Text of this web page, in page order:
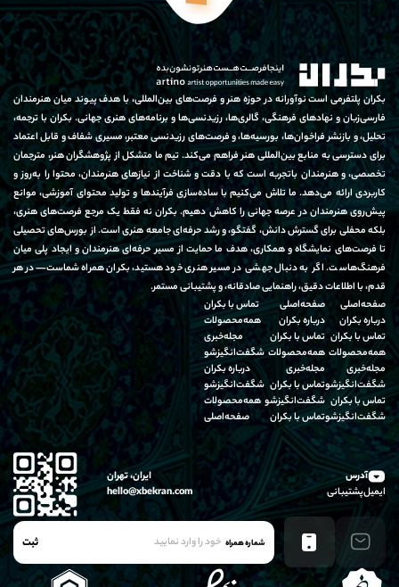
بکران پلتفرمی است نوآورانه در حوزه هنر و فرصت‌های بین‌المللی، با هدف پیوند میان هنرمندان
فارسی‌زبان و نهادهای فرهنگی، گالری‌ها، رزیدنسی‌ها و برنامه‌های هنری جهانی. بکران با ترجمه،
تحلیل، و بازنشر فراخوان‌ها، بورسیه‌ها، و فرصت‌های رزیدنسی معتبر، مسیری شفاف و قابل اعتماد
برای دسترسی به منابع بین‌المللی هنر فراهم می‌کند. تیم ما متشکل از پژوهشگران هنر، مترجمان
تخصصی، و هنرمندان باتجربه است که با دقت و شناخت از نیازهای هنرمندان، محتوا را به‌روز و
کاربردی ارائه می‌دهد. ما تلاش می‌کنیم با ساده‌سازی فرآیندها و تولید محتوای آموزشی، موانع
پیش‌روی هنرمندان در عرصه جهانی را کاهش دهیم. بکران نه فقط یک مرجع فرصت‌های هنری،
بلکه محفلی برای گسترش دانش، گفتگو، و رشد حرفه‌ای جامعه هنری است. از بورس‌های تحصیلی
تا فرصت‌های نمایشگاه و همکاری، هدف ما حمایت از مسیر حرفه‌ای هنرمندان و ایجاد پلی میان
فرهنگ‌هاست. اگر به دنبال جهشی در مسیر هنری خود هستید، بکران همراه شماست—در هر
قدم، با اطلاعات دقیق، راهنمایی صادقانه، و پشتیبانی مستمر.
صفحه‌اصلی
درباره‌ بکران
تماس‌ با‌ بکران
همه‌محصولات
مجله‌خبری
شگفت‌انگیز‌شو
تماس‌ با‌ بکران
شگفت‌انگیز‌شو
صفحه‌اصلی
درباره‌ بکران
تماس‌ با‌ بکران
همه‌محصولات
مجله‌خبری
تماس‌ با‌ بکران
شگفت‌انگیز‌شو
تماس‌ با‌ بکران
تماس‌ با‌ بکران
همه‌محصولات
مجله‌خبری
شگفت‌انگیز‌شو
درباره‌ بکران
شگفت‌انگیز‌شو
همه‌محصولات
صفحه‌اصلی
آدرس
ایران، تهران
ایمیل‌پشتیبانی
hello@xbekran.com
شماره همراه ثبت